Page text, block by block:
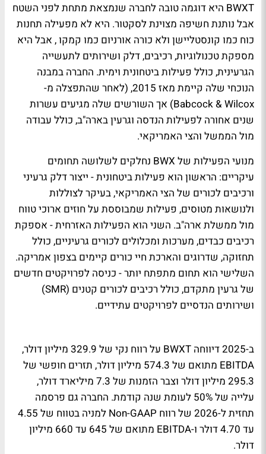
BWXT היא דוגמה טובה לחברה שנמצאת מתחת לפני השטח
אבל נותנת חשיפה מצוינת לסקטור. היא לא מפעילה תחנות
כוח כמו קונסטליישן ולא כורה אורניום כמו קמקו , אבל היא
מספקת טכנולוגיות, רכיבים, דלק ושירותים לתעשייה
הגרעינית, כולל פעילות ביטחונית וימית. החברה במבנה
הנוכחי שלה קיימת מאז 2015, (לאחר שהתפצלה מ-
Babcock & Wilcox) אך השורשים שלה מגיעים עשרות
שנים אחורה לפעילות הנדסה וגרעין בארה"ב, כולל עבודה
מול הממשל והצי האמריקאי.
מנועי הפעילות של BWX נחלקים לשלושה תחומים
עיקריים: הראשון הוא פעילות ביטחונית - ייצור דלק גרעיני
ורכיבים לכורים של הצי האמריקאי, בעיקר לצוללות
ולנושאות מטוסים, פעילות שמבוססת על חוזים ארוכי טווח
מול ממשלת ארה"ב. השני הוא הפעילות האזרחית - אספקת
רכיבים כבדים, מערכות ומכלולים לכורים גרעיניים, כולל
תחזוקה, שדרוגים והארכת חיי כורים קיימים בצפון אמריקה.
השלישי הוא תחום מתפתח יותר - כניסה לפרויקטים חדשים
של גרעין מתקדם, כולל רכיבים לכורים קטנים (SMR)
ושירותים הנדסיים לפרויקטים עתידיים.
ב-2025 דיווחה BWXT על רווח נקי של 329.9 מיליון דולר,
EBITDA מתואם של 574.3 מיליון דולר, תזרים חופשי של
295.3 מיליון דולר וצבר הזמנות של 7.3 מיליארד דולר,
עלייה של 50% לעומת שנה קודמת. החברה גם פרסמה
תחזית ל-2026 של רווח Non-GAAP למניה בטווח של 4.55
עד 4.70 דולר ו-EBITDA מתואם של 645 עד 660 מיליון
דולר.